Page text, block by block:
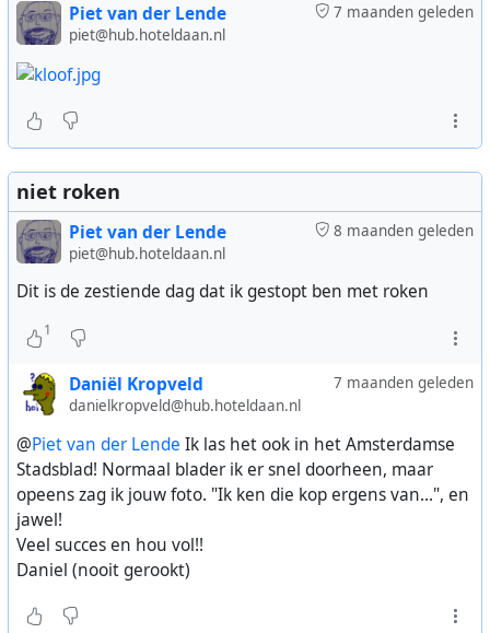
7 maanden geleden
Piet van der Lende
piet@hub.hoteldaan.nl
niet roken
8 maanden geleden
Piet van der Lende
piet@hub.hoteldaan.nl
Dit is de zestiende dag dat ik gestopt ben met roken
1
7 maanden geleden
Daniël Kropveld
danielkropveld@hub.hoteldaan.nl
@Piet van der Lende Ik las het ook in het Amsterdamse
Stadsblad! Normaal blader ik er snel doorheen, maar
opeens zag ik jouw foto. "Ik ken die kop ergens van...", en
jawel!
Veel succes en hou vol!!
Daniel (nooit gerookt)